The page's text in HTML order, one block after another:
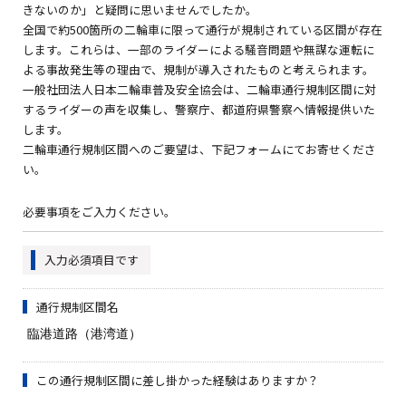
きないのか」と疑問に思いませんでしたか。
全国で約500箇所の二輪車に限って通行が規制されている区間が存在
します。これらは、一部のライダーによる騒音問題や無謀な運転に
よる事故発生等の理由で、規制が導入されたものと考えられます。
一般社団法人日本二輪車普及安全協会は、二輪車通行規制区間に対
するライダーの声を収集し、警察庁、都道府県警察へ情報提供いた
します。
二輪車通行規制区間へのご要望は、下記フォームにてお寄せくださ
い。
必要事項をご入力ください。
入力必須項目です
通行規制区間名
この通行規制区間に差し掛かった経験はありますか？